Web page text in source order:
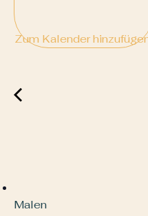
Zum Kalender
Malen